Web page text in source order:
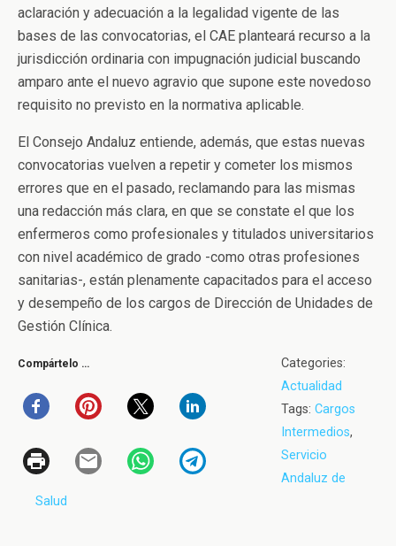
aclaración y adecuación a la legalidad vigente de las
bases de las convocatorias, el CAE planteará recurso a la
jurisdicción ordinaria con impugnación judicial buscando
amparo ante el nuevo agravio que supone este novedoso
requisito no previsto en la normativa aplicable.
El Consejo Andaluz entiende, además, que estas nuevas
convocatorias vuelven a repetir y cometer los mismos
errores que en el pasado, reclamando para las mismas
una redacción más clara, en que se constate el que los
enfermeros como profesionales y titulados universitarios
con nivel académico de grado -como otras profesiones
sanitarias-, están plenamente capacitados para el acceso
y desempeño de los cargos de Dirección de Unidades de
Gestión Clínica.
Compártelo …
Categories:
Actualidad
Tags: Cargos
Intermedios,
Servicio
Andaluz de
Salud